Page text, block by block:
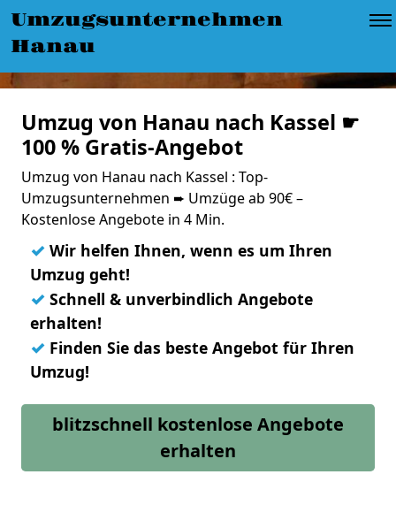
Umzugsunternehmen
Hanau
Umzug von Hanau nach Kassel ☛
100 % Gratis-Angebot
Umzug von Hanau nach Kassel : Top-
Umzugsunternehmen ➨ Umzüge ab 90€ –
Kostenlose Angebote in 4 Min.
✓ Wir helfen Ihnen, wenn es um Ihren
Umzug geht!
✓ Schnell & unverbindlich Angebote
erhalten!
✓ Finden Sie das beste Angebot für Ihren
Umzug!
blitzschnell kostenlose Angebote
erhalten